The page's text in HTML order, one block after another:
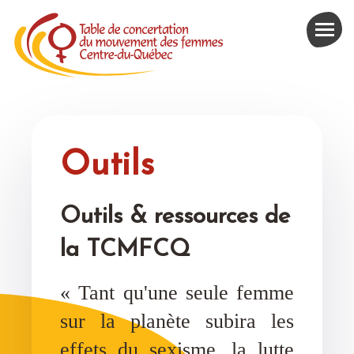
Outils
Outils & ressources de
la TCMFCQ
« Tant qu'une seule femme
sur la planète subira les